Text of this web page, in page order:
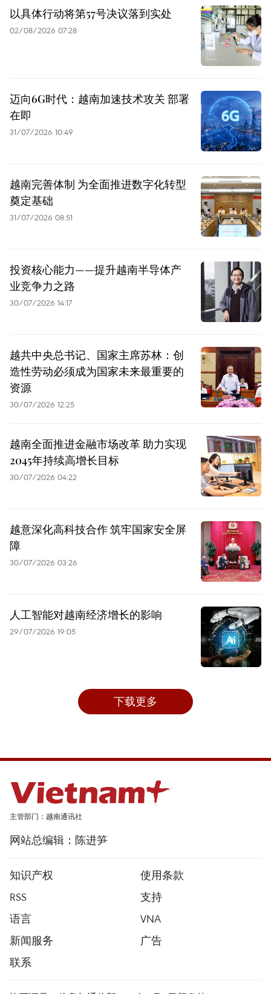
以具体行动将第57号决议落到实处
02/08/2026 07:28
迈向6G时代：越南加速技术攻关 部署
在即
31/07/2026 10:49
越南完善体制 为全面推进数字化转型
奠定基础
31/07/2026 08:51
投资核心能力——提升越南半导体产
业竞争力之路
30/07/2026 14:17
越共中央总书记、国家主席苏林：创
造性劳动必须成为国家未来最重要的
资源
30/07/2026 12:25
越南全面推进金融市场改革 助力实现
2045年持续高增长目标
30/07/2026 04:22
越意深化高科技合作 筑牢国家安全屏
障
30/07/2026 03:26
人工智能对越南经济增长的影响
29/07/2026 19:05
下载更多
主管部门：越南通讯社
网站总编辑：陈进笋
知识产权
使用条款
RSS
支持
语言
VNA
新闻服务
广告
联系